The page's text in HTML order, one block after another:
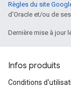
Règles du site
d'Oracle et/ou de
Dernière mise à jour
Infos produits
Conditions